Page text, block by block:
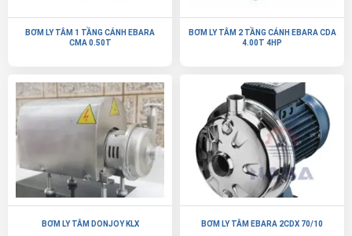
BƠM LY TÂM 1 TẦNG CÁNH EBARA
CMA 0.50T
BƠM LY TÂM 2 TẦNG CÁNH EBARA CDA
4.00T 4HP
BƠM LY TÂM DONJOY KLX BƠM LY TÂM EBARA 2CDX 70/10